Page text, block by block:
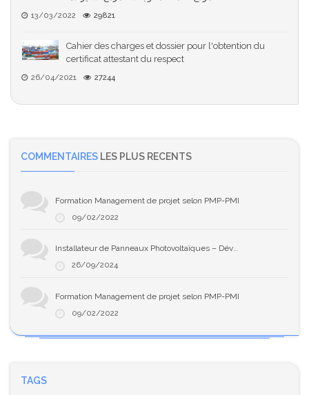
13/03/2022 29821
Cahier des charges et dossier pour l'obtention du
certificat attestant du respect
26/04/2021 27244
COMMENTAIRES LES PLUS RECENTS
Formation Management de projet selon PMP-PMI
09/02/2022
Installateur de Panneaux Photovoltaïques – Développez Votre Expertise en Solaire
26/09/2024
Formation Management de projet selon PMP-PMI
09/02/2022
TAGS